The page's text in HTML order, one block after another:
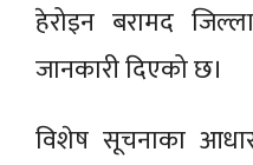
हेरोइन बरामद
जानकारी दिएको छ।
विशेष सूचनाका